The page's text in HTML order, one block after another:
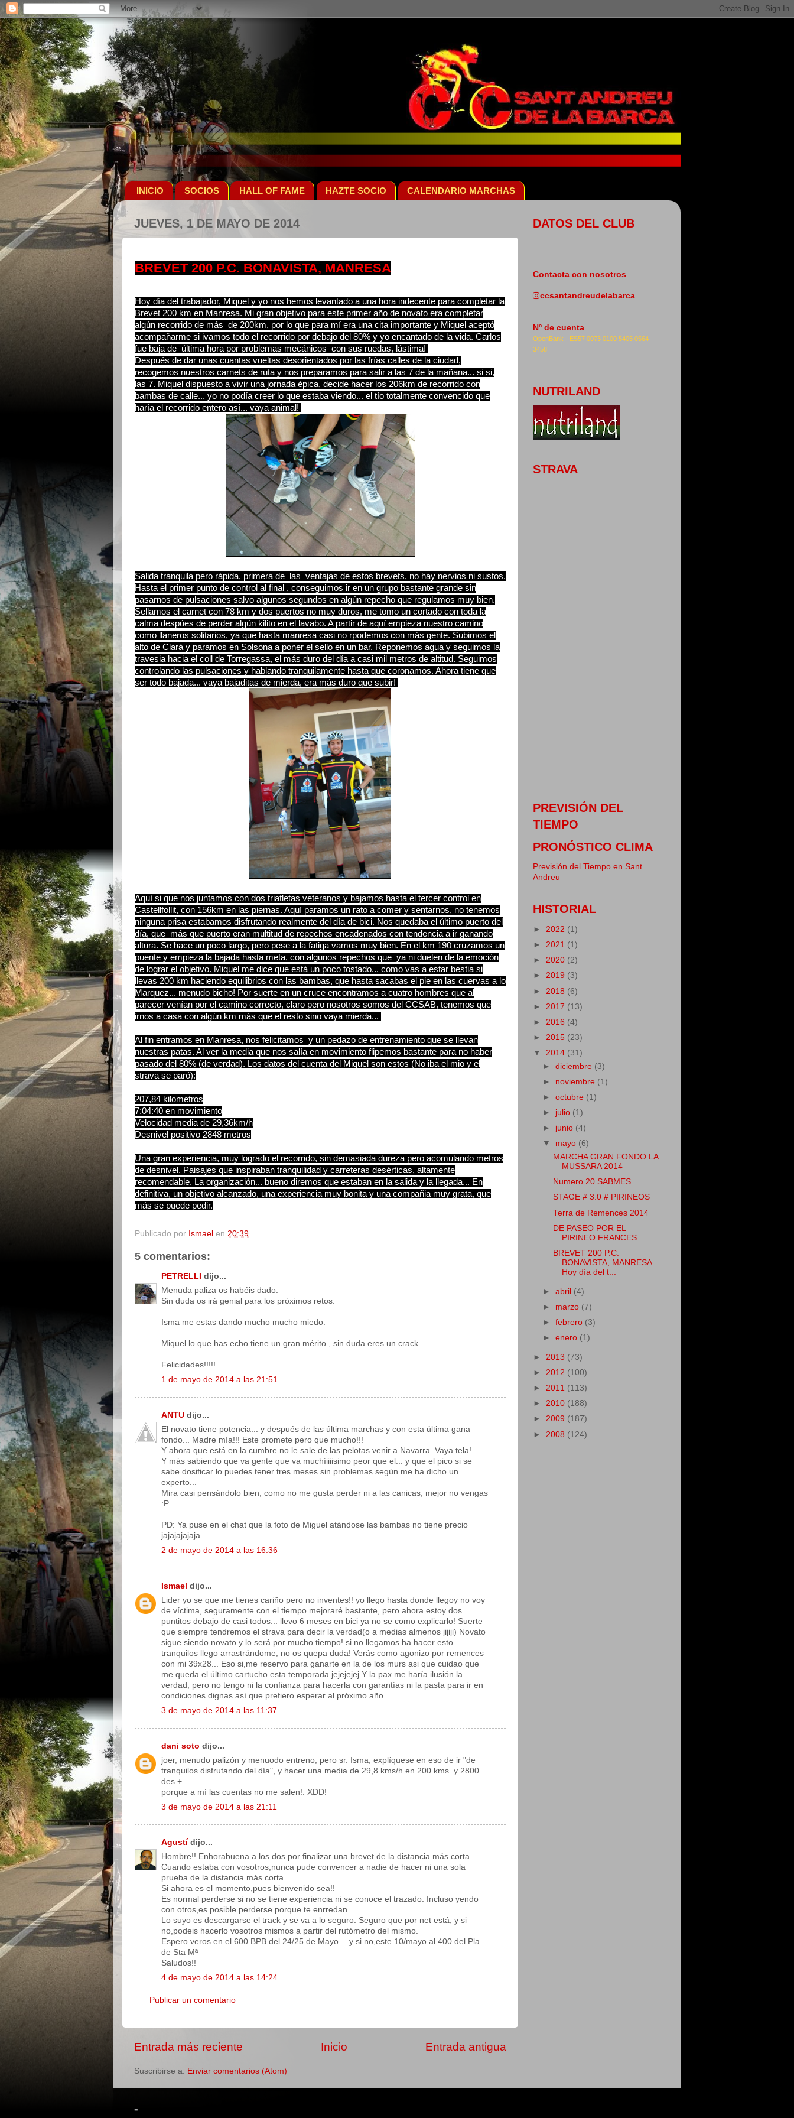
INICIO SOCIOS HALL OF FAME HAZTE SOCIO CALENDARIO MARCHAS
JUEVES, 1 DE MAYO DE 2014
BREVET 200 P.C. BONAVISTA, MANRESA
Hoy día del trabajador, Miquel y yo nos hemos levantado a una hora indecente para completar la
Brevet 200 km en Manresa. Mi gran objetivo para este primer año de novato era completar
algún recorrido de más de 200km, por lo que para mí era una cita importante y Miquel aceptó
acompañarme si ivamos todo el recorrido por debajo del 80% y yo encantado de la vida. Carlos
fue baja de última hora por problemas mecánicos con sus ruedas, lástima!
Después de dar unas cuantas vueltas desorientados por las frías calles de la ciudad,
recogemos nuestros carnets de ruta y nos preparamos para salir a las 7 de la mañana... si si,
las 7. Miquel dispuesto a vivir una jornada épica, decide hacer los 206km de recorrido con
bambas de calle... yo no podía creer lo que estaba viendo... el tío totalmente convencido que
haría el recorrido entero así... vaya animal!
Salida tranquila pero rápida, primera de las ventajas de estos brevets, no hay nervios ni sustos.
Hasta el primer punto de control al final , conseguimos ir en un grupo bastante grande sin
pasarnos de pulsaciones salvo algunos segundos en algún repecho que regulamos muy bien.
Sellamos el carnet con 78 km y dos puertos no muy duros, me tomo un cortado con toda la
calma despúes de perder algún kilito en el lavabo. A partir de aquí empieza nuestro camino
como llaneros solitarios, ya que hasta manresa casi no rpodemos con más gente. Subimos el
alto de Clarà y paramos en Solsona a poner el sello en un bar. Reponemos agua y seguimos la
travesia hacia el coll de Torregassa, el más duro del día a casi mil metros de altitud. Seguimos
controlando las pulsaciones y hablando tranquilamente hasta que coronamos. Ahora tiene que
ser todo bajada... vaya bajaditas de mierda, era más duro que subir!
Aquí si que nos juntamos con dos triatletas veteranos y bajamos hasta el tercer control en
Castellfollit, con 156km en las piernas. Aquí paramos un rato a comer y sentarnos, no tenemos
ninguna prisa estabamos disfrutando realmente del día de bici. Nos quedaba el último puerto del
día, que más que puerto eran multitud de repechos encadenados con tendencia a ir ganando
altura. Se hace un poco largo, pero pese a la fatiga vamos muy bien. En el km 190 cruzamos un
puente y empieza la bajada hasta meta, con algunos repechos que ya ni duelen de la emoción
de lograr el objetivo. Miquel me dice que está un poco tostado... como vas a estar bestia si
llevas 200 km haciendo equilibrios con las bambas, que hasta sacabas el pie en las cuervas a lo
Marquez... menudo bicho! Por suerte en un cruce encontramos a cuatro hombres que al
parecer venían por el camino correcto, claro pero nosotros somos del CCSAB, tenemos que
irnos a casa con algún km más que el resto sino vaya mierda...
Al fin entramos en Manresa, nos felicitamos y un pedazo de entrenamiento que se llevan
nuestras patas. Al ver la media que nos salía en movimiento flipemos bastante para no haber
pasado del 80% (de verdad). Los datos del cuenta del Miquel son estos (No iba el mio y el
strava se paró):
207,84 kilometros
7:04:40 en movimiento
Velocidad media de 29,36km/h
Desnivel positivo 2848 metros
Una gran experiencia, muy logrado el recorrido, sin demasiada dureza pero acomulando metros
de desnivel. Paisajes que inspiraban tranquilidad y carreteras desérticas, altamente
recomendable. La organización... bueno diremos que estaban en la salida y la llegada... En
definitiva, un objetivo alcanzado, una experiencia muy bonita y una compañia muy grata, que
más se puede pedir.
Publicado por Ismael en 20:39
5 comentarios:
PETRELLI dijo...
Menuda paliza os habéis dado.
Sin duda os irá genial para los próximos retos.
Isma me estas dando mucho mucho miedo.
Miquel lo que has echo tiene un gran mérito , sin duda eres un crack.
Felicidades!!!!!
1 de mayo de 2014 a las 21:51
ANTU dijo...
El novato tiene potencia... y después de las última marchas y con esta última gana
fondo... Madre mía!!! Este promete pero que mucho!!!
Y ahora que está en la cumbre no le sale de las pelotas venir a Navarra. Vaya tela!
Y más sabiendo que va gente que va muchíiiiisimo peor que el... y que el pico si se
sabe dosificar lo puedes tener tres meses sin problemas según me ha dicho un
experto...
Mira casi pensándolo bien, como no me gusta perder ni a las canicas, mejor no vengas
:P
PD: Ya puse en el chat que la foto de Miguel atándose las bambas no tiene precio
jajajajajaja.
2 de mayo de 2014 a las 16:36
Ismael dijo...
Lider yo se que me tienes cariño pero no inventes!! yo llego hasta donde llegoy no voy
de víctima, seguramente con el tiempo mejoraré bastante, pero ahora estoy dos
puntitos debajo de casi todos... llevo 6 meses en bici ya no se como explicarlo! Suerte
que siempre tendremos el strava para decir la verdad(o a medias almenos jijiji) Novato
sigue siendo novato y lo será por mucho tiempo! si no llegamos ha hacer esto
tranquilos llego arrastrándome, no os quepa duda! Verás como agonizo por remences
con mi 39x28... Eso si,me reservo para ganarte en la de los murs asi que cuidao que
me queda el último cartucho esta temporada jejejejej Y la pax me haría ilusión la
verdad, pero no tengo ni la confianza para hacerla con garantías ni la pasta para ir en
condiciones dignas así que prefiero esperar al próximo año
3 de mayo de 2014 a las 11:37
dani soto dijo...
joer, menudo palizón y menuodo entreno, pero sr. Isma, explíquese en eso de ir "de
tranquilos disfrutando del día", y hacer una media de 29,8 kms/h en 200 kms. y 2800
des.+.
porque a mí las cuentas no me salen!. XDD!
3 de mayo de 2014 a las 21:11
Agustídijo...
Hombre!! Enhorabuena a los dos por finalizar una brevet de la distancia más corta.
Cuando estaba con vosotros,nunca pude convencer a nadie de hacer ni una sola
prueba de la distancia más corta…
Si ahora es el momento,pues bienvenido sea!!
Es normal perderse si no se tiene experiencia ni se conoce el trazado. Incluso yendo
con otros,es posible perderse porque te enrredan.
Lo suyo es descargarse el track y se va a lo seguro. Seguro que por net está, y si
no,podeis hacerlo vosotros mismos a partir del rutómetro del mismo.
Espero veros en el 600 BPB del 24/25 de Mayo… y si no,este 10/mayo al 400 del Pla
de Sta Mª
Saludos!!
4 de mayo de 2014 a las 14:24
Publicar un comentario
Entrada más reciente Entrada antigua
Inicio
Suscribirse a: Enviar comentarios (Atom)
DATOS DEL CLUB
Contacta con nosotros
ccsantandreudelabarca
Nº de cuenta
OpenBank - ES57 0073 0100 5405 0564
3458
NUTRILAND
STRAVA
PREVISIÓN DEL
TIEMPO
PRONÓSTICO CLIMA
Previsión del Tiempo en Sant
Andreu
HISTORIAL
► 2022 (1)
► 2021 (1)
► 2020 (2)
► 2019 (3)
► 2018 (6)
► 2017 (13)
► 2016 (4)
► 2015 (23)
▼ 2014 (31)
►diciembre (3)
► noviembre (1)
►octubre (1)
► julio (1)
► junio (4)
▼ mayo (6)
MARCHA GRAN FONDO LA
MUSSARA 2014
Numero 20 SABMES
STAGE # 3.0 # PIRINEOS
Terra de Remences 2014
DE PASEO POR EL
PIRINEO FRANCES
BREVET 200 P.C.
BONAVISTA, MANRESA
Hoy día del t...
►abril (4)
► marzo (7)
►febrero (3)
►enero (1)
► 2013 (73)
► 2012 (100)
► 2011 (113)
► 2010 (188)
► 2009 (187)
► 2008 (124)
-